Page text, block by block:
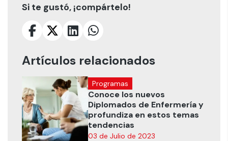
Si te gustó, ¡compártelo!
Artículos relacionados
Programas
Conoce los nuevos
Diplomados de Enfermería y
profundiza en estos temas
tendencias
03 de Julio de 2023